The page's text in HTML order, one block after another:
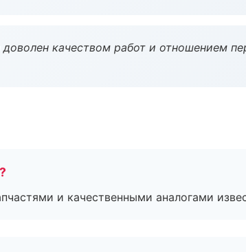
качеством работ и отношением
и качественными аналогами